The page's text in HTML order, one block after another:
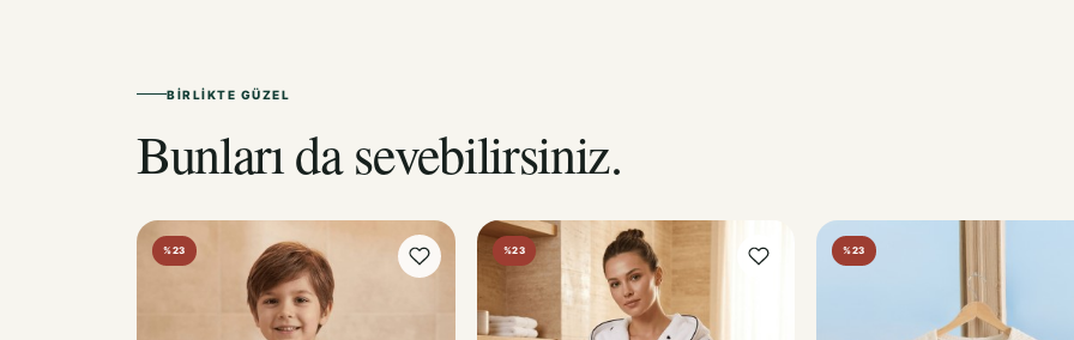
BIRLIKTE GÜZEL
Bunları da sevebilirsiniz.
%23 %23 %23